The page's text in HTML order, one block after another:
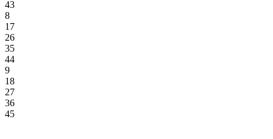
43
8
17
26
35
44
9
18
27
36
45